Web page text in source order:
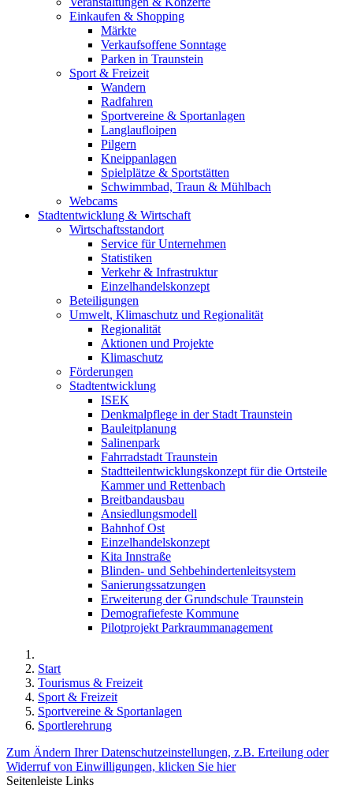
Einkaufen & Shopping
Märkte
Verkaufsoffene Sonntage
Parken in Traunstein
Sport & Freizeit
Wandern
Radfahren
Sportvereine & Sportanlagen
Langlaufloipen
Pilgern
Kneippanlagen
Spielplätze & Sportstätten
Schwimmbad, Traun & Mühlbach
Webcams
Stadtentwicklung & Wirtschaft
Wirtschaftsstandort
Service für Unternehmen
Statistiken
Verkehr & Infrastruktur
Einzelhandelskonzept
Beteiligungen
Umwelt, Klimaschutz und Regionalität
Regionalität
Aktionen und Projekte
Klimaschutz
Förderungen
Stadtentwicklung
ISEK
Denkmalpflege in der Stadt Traunstein
Bauleitplanung
Salinenpark
Fahrradstadt Traunstein
Stadtteilentwicklungskonzept für die Ortsteile
Kammer und Rettenbach
Breitbandausbau
Ansiedlungsmodell
Bahnhof Ost
Einzelhandelskonzept
Kita Innstraße
Blinden- und Sehbehindertenleitsystem
Sanierungssatzungen
Erweiterung der Grundschule Traunstein
Demografiefeste Kommune
Pilotprojekt Parkraummanagement
Start
Tourismus & Freizeit
Sport & Freizeit
Sportvereine & Sportanlagen
Sportlerehrung
Zum Ändern Ihrer Datenschutzeinstellungen, z.B. Erteilung oder
Widerruf von Einwilligungen, klicken Sie hier
Seitenleiste Links